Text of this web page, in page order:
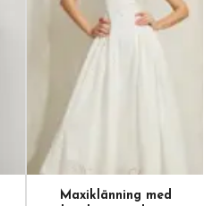
Maxiklänning med